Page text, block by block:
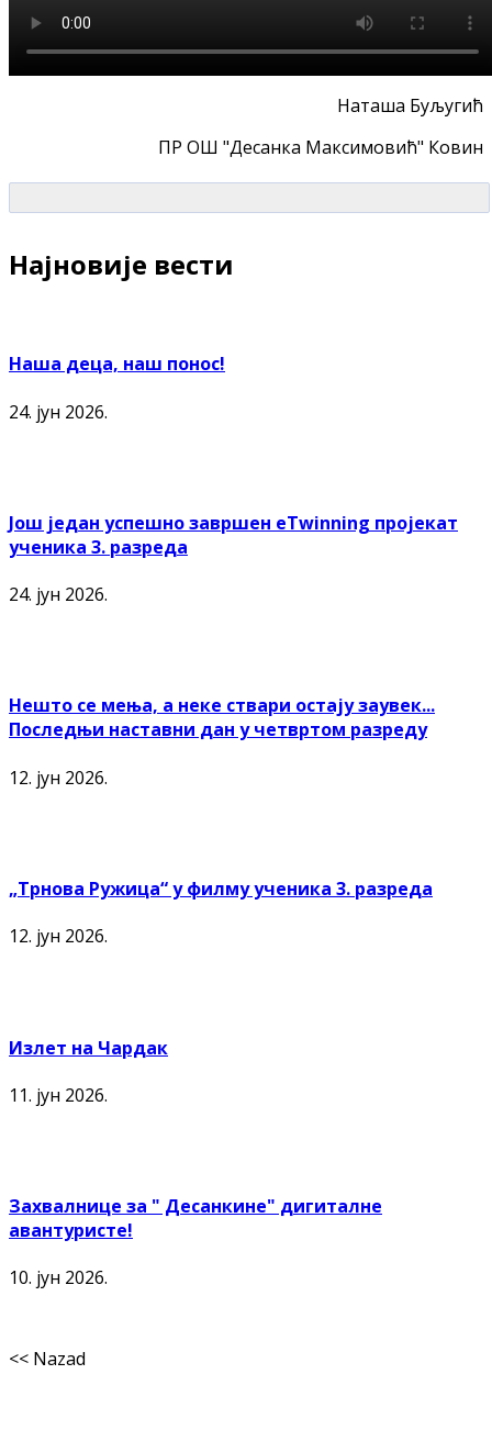
Наташа Буљугић
ПР ОШ "Десанка Максимовић" Ковин
Најновије вести
Наша деца, наш понос!
24. јун 2026.
Још један успешно завршен еTwinning пројекат
ученика 3. разреда
24. јун 2026.
Нешто се мења, а неке ствари остају заувек...
Последњи наставни дан у четвртом разреду
12. јун 2026.
„Трнова Ружица“ у филму ученика 3. разреда
12. јун 2026.
Излет на Чардак
11. јун 2026.
Захвалнице за " Десанкине" дигиталне
авантуристе!
10. јун 2026.
<< Nazad